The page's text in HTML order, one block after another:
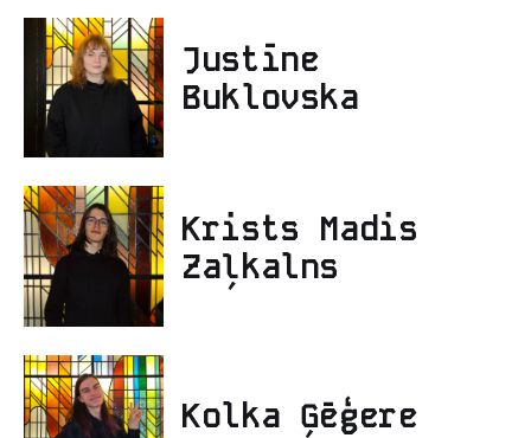
Justīne
Buklovska
Krists Madis
Zaļkalns
Kolka Ģēģere